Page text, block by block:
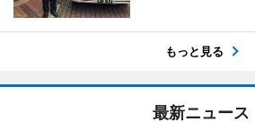
もっと見る
最新ニュース